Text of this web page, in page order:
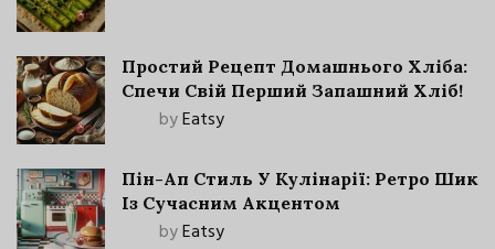
Простий Рецепт Домашнього Хліба:
Спечи Свій Перший Запашний Хліб!
byEatsy
Пін-Ап Стиль У Кулінарії: Ретро Шик
Із Сучасним Акцентом
byEatsy